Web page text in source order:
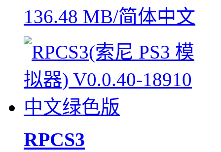
136.48 MB/简体中文
RPCS3